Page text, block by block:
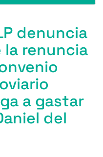
denuncia
la renuncia
a gastar
del